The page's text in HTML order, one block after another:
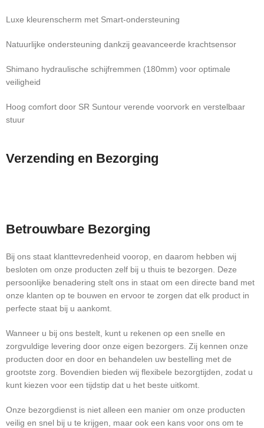
Luxe kleurenscherm met Smart-ondersteuning
Natuurlijke ondersteuning dankzij geavanceerde krachtsensor
Shimano hydraulische schijfremmen (180mm) voor optimale
veiligheid
Hoog comfort door SR Suntour verende voorvork en verstelbaar
stuur
Verzending en Bezorging
Betrouwbare Bezorging
Bij ons staat klanttevredenheid voorop, en daarom hebben wij
besloten om onze producten zelf bij u thuis te bezorgen. Deze
persoonlijke benadering stelt ons in staat om een directe band met
onze klanten op te bouwen en ervoor te zorgen dat elk product in
perfecte staat bij u aankomt.
Wanneer u bij ons bestelt, kunt u rekenen op een snelle en
zorgvuldige levering door onze eigen bezorgers. Zij kennen onze
producten door en door en behandelen uw bestelling met de
grootste zorg. Bovendien bieden wij flexibele bezorgtijden, zodat u
kunt kiezen voor een tijdstip dat u het beste uitkomt.
Onze bezorgdienst is niet alleen een manier om onze producten
veilig en snel bij u te krijgen, maar ook een kans voor ons om te